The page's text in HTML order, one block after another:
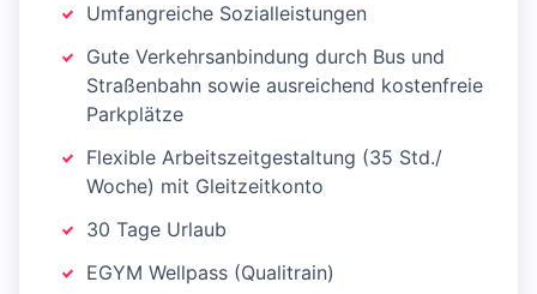
Umfangreiche Sozialleistungen
Gute Verkehrsanbindung durch Bus und
Straßenbahn sowie ausreichend kostenfreie
Parkplätze
Flexible Arbeitszeitgestaltung (35 Std./
Woche) mit Gleitzeitkonto
30 Tage Urlaub
EGYM Wellpass (Qualitrain)